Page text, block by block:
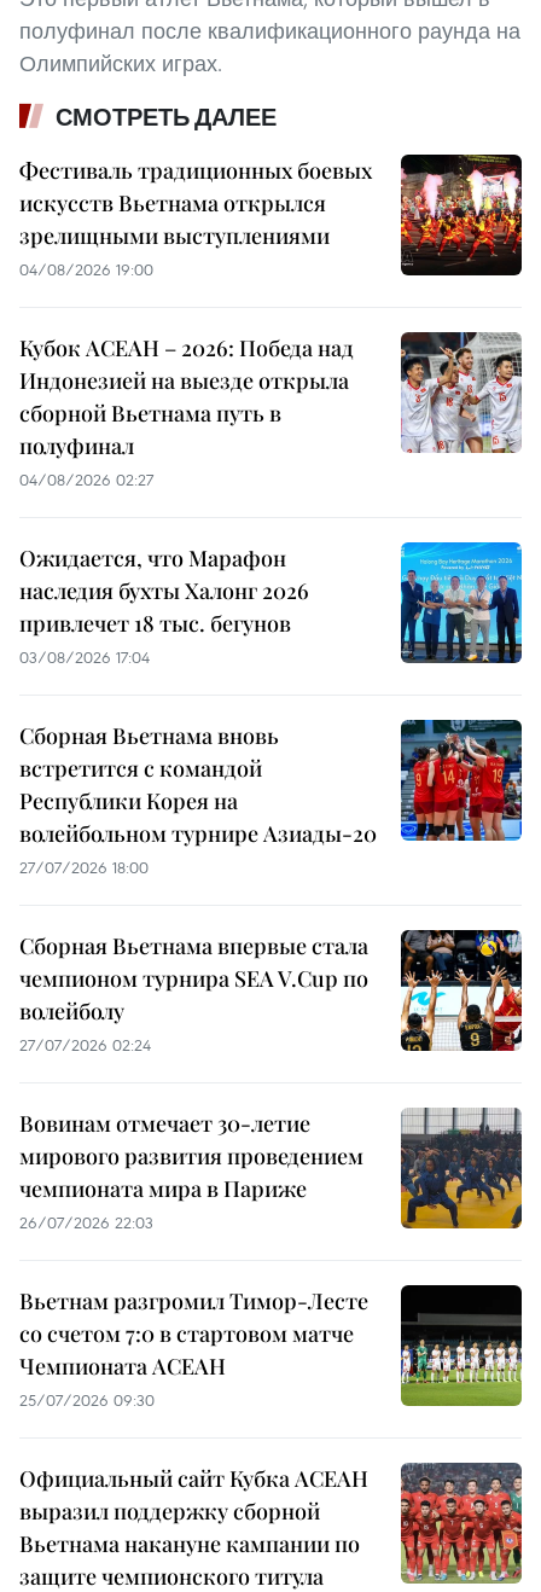
полуфинал после квалификационного раунда на
Олимпийских играх.
СМОТРЕТЬ ДАЛЕЕ
Фестиваль традиционных боевых
искусств Вьетнама открылся
зрелищными выступлениями
04/08/2026 19:00
Кубок АСЕАН – 2026: Победа над
Индонезией на выезде открыла
сборной Вьетнама путь в
полуфинал
04/08/2026 02:27
Ожидается, что Марафон
наследия бухты Халонг 2026
привлечет 18 тыс. бегунов
03/08/2026 17:04
Сборная Вьетнама вновь
встретится с командой
Республики Корея на
волейбольном турнире Азиады-20
27/07/2026 18:00
Сборная Вьетнама впервые стала
чемпионом турнира SEA V.Cup по
волейболу
27/07/2026 02:24
Вовинам отмечает 30-летие
мирового развития проведением
чемпионата мира в Париже
26/07/2026 22:03
Вьетнам разгромил Тимор-Лесте
со счетом 7:0 в стартовом матче
Чемпионата АСЕАН
25/07/2026 09:30
Официальный сайт Кубка АСЕАН
выразил поддержку сборной
Вьетнама накануне кампании по
защите чемпионского титула